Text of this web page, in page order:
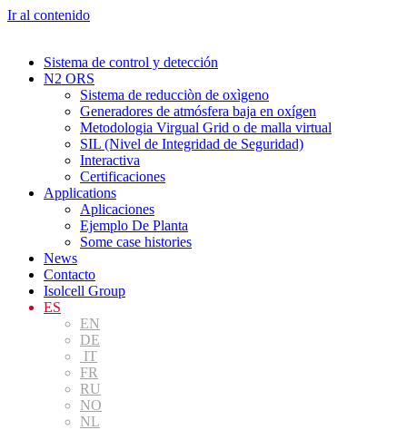
Ir al contenido
Sistema de control y detección
N2 ORS
Sistema de reducciòn de oxìgeno
Generadores de atmósfera baja en oxígen
Metodologia Virgual Grid o de malla virtual
SIL (Nivel de Integridad de Seguridad)
Interactiva
Certificaciones
Applications
Aplicaciones
Ejemplo De Planta
Some case histories
News
Contacto
Isolcell Group
ES
EN
DE
IT
FR
RU
NO
NL